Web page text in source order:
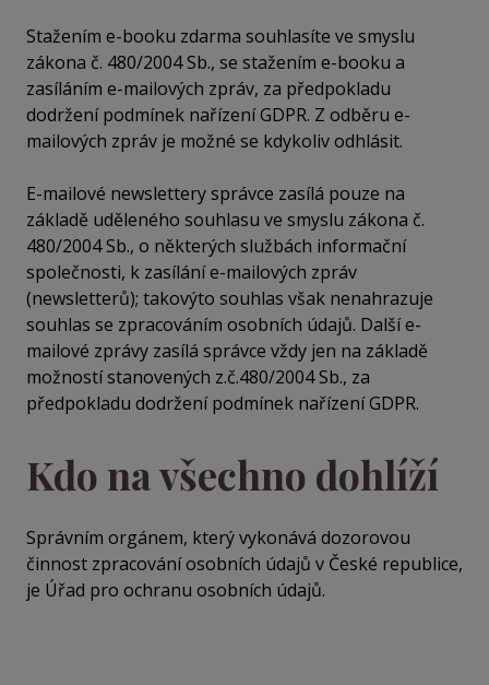
Stažením e-booku zdarma souhlasíte ve smyslu
zákona č. 480/2004 Sb., se stažením e-booku a
zasíláním e-mailových zpráv, za předpokladu
dodržení podmínek nařízení GDPR. Z odběru e-
mailových zpráv je možné se kdykoliv odhlásit.
E-mailové newslettery správce zasílá pouze na
základě uděleného souhlasu ve smyslu zákona č.
480/2004 Sb., o některých službách informační
společnosti, k zasílání e-mailových zpráv
(newsletterů); takovýto souhlas však nenahrazuje
souhlas se zpracováním osobních údajů. Další e-
mailové zprávy zasílá správce vždy jen na základě
možností stanovených z.č.480/2004 Sb., za
předpokladu dodržení podmínek nařízení GDPR.
Kdo na všechno dohlíží
Správním orgánem, který vykonává dozorovou
činnost zpracování osobních údajů v České republice,
je Úřad pro ochranu osobních údajů.